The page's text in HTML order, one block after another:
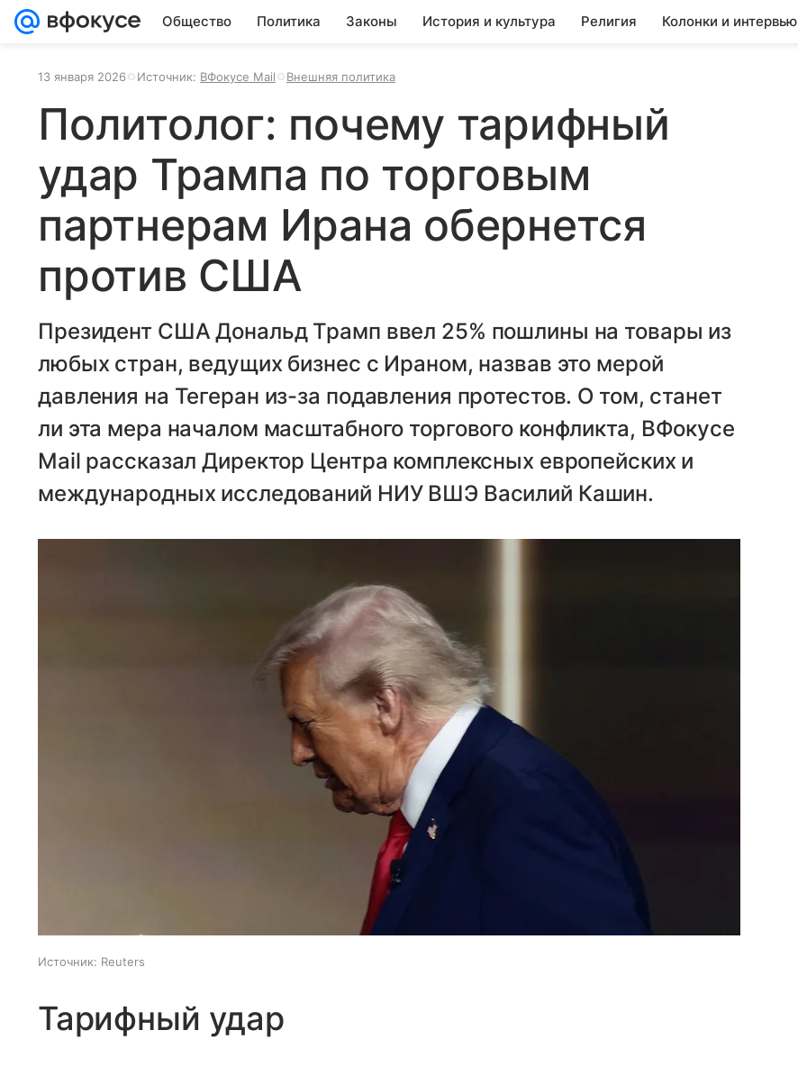
Общество Политика Законы История и культура Религия Колонки и интервью
13 января 2026 Источник: ВФокусе Mail Внешняя политика
Политолог: почему тарифный
удар Трампа по торговым
партнерам Ирана обернется
против США
Президент США Дональд Трамп ввел 25% пошлины на товары из
любых стран, ведущих бизнес с Ираном, назвав это мерой
давления на Тегеран из-за подавления протестов. О том, станет
ли эта мера началом масштабного торгового конфликта, ВФокусе
Mail рассказал Директор Центра комплексных европейских и
международных исследований НИУ ВШЭ Василий Кашин.
Источник: Reuters
Тарифный удар